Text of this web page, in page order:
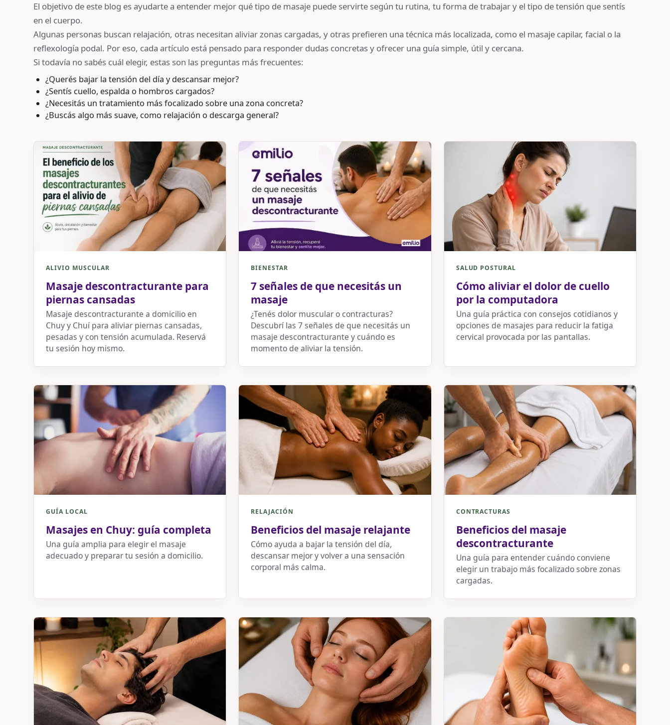
El objetivo de este blog es ayudarte a entender mejor qué tipo de masaje puede servirte según tu rutina, tu forma de trabajar y el tipo de tensión que sentís
en el cuerpo.
Algunas personas buscan relajación, otras necesitan aliviar zonas cargadas, y otras prefieren una técnica más localizada, como el masaje capilar, facial o la
reflexología podal. Por eso, cada artículo está pensado para responder dudas concretas y ofrecer una guía simple, útil y cercana.
Si todavía no sabés cuál elegir, estas son las preguntas más frecuentes:
¿Querés bajar la tensión del día y descansar mejor?
¿Sentís cuello, espalda o hombros cargados?
¿Necesitás un tratamiento más focalizado sobre una zona concreta?
¿Buscás algo más suave, como relajación o descarga general?
ALIVIO MUSCULAR
Masaje descontracturante para
piernas cansadas
Masaje descontracturante a domicilio en
Chuy y Chuí para aliviar piernas cansadas,
pesadas y con tensión acumulada. Reservá
tu sesión hoy mismo.
BIENESTAR
7 señales de que necesitás un
masaje
¿Tenés dolor muscular o contracturas?
Descubrí las 7 señales de que necesitás un
masaje descontracturante y cuándo es
momento de aliviar la tensión.
SALUD POSTURAL
Cómo aliviar el dolor de cuello
por la computadora
Una guía práctica con consejos cotidianos y
opciones de masajes para reducir la fatiga
cervical provocada por las pantallas.
GUÍA LOCAL
Masajes en Chuy: guía completa
Una guía amplia para elegir el masaje
adecuado y preparar tu sesión a domicilio.
RELAJACIÓN
Beneficios del masaje relajante
Cómo ayuda a bajar la tensión del día,
descansar mejor y volver a una sensación
corporal más calma.
CONTRACTURAS
Beneficios del masaje
descontracturante
Una guía para entender cuándo conviene
elegir un trabajo más focalizado sobre zonas
cargadas.